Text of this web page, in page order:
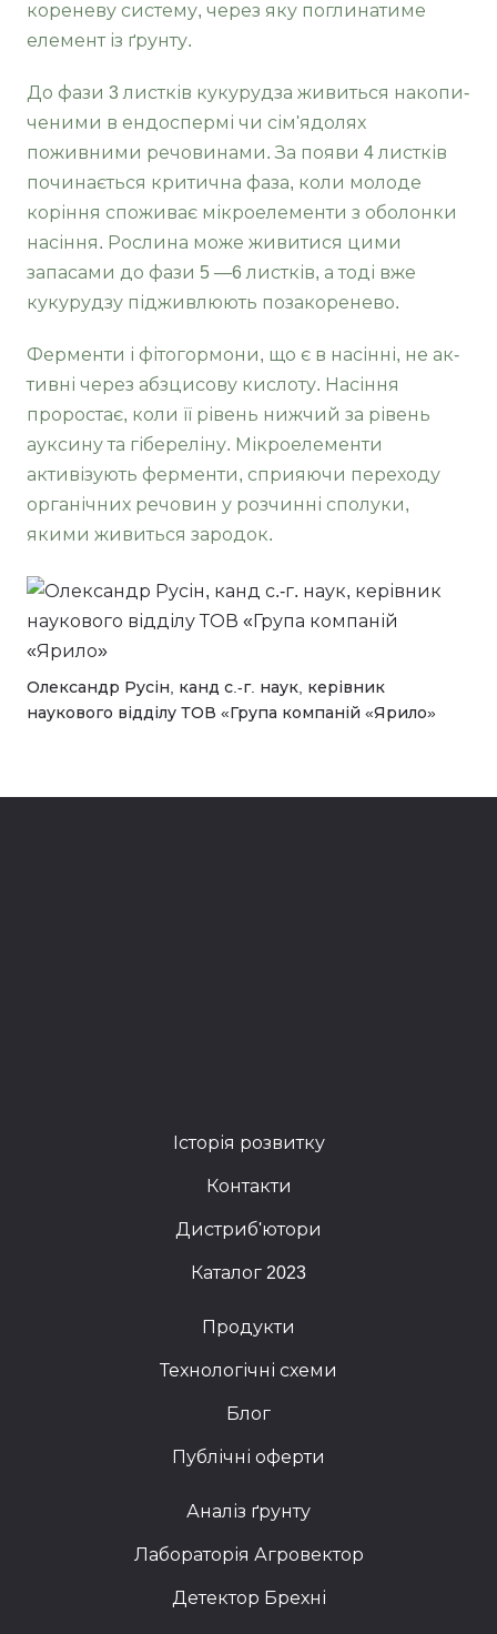
кореневу систе­му, через яку поглинатиме
елемент із ґрунту.
До фази 3 листків кукурудза живиться накопи­
ченими в ендоспермі чи сім'ядолях
поживними речовинами. За появи 4 листків
починається кри­тична фаза, коли молоде
коріння споживає мі­кроелементи з оболонки
насіння. Рослина може живитися цими
запасами до фази 5 —6 листків, а тоді вже
кукурудзу підживлюють позакоренево.
Ферменти і фітогормони, що є в насінні, не ак­
тивні через абзцисову кислоту. Насіння
пророс­тає, коли її рівень нижчий за рівень
ауксину та гібереліну. Мікроелементи
активізують фермен­ти, сприяючи переходу
органічних речовин у розчинні сполуки,
якими живиться зародок.
Олександр Русін, канд с.-г. наук, керівник
наукового відділу ТОВ «Група компаній «Ярило»
Історія розвитку
Контакти
Дистриб'ютори
Каталог 2023
Продукти
Технологічні схеми
Блог
Публічні оферти
Аналіз ґрунту
Лабораторія Агровектор
Детектор Брехні